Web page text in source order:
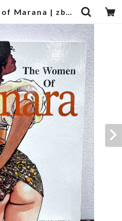
The Women of Marana | zbooks